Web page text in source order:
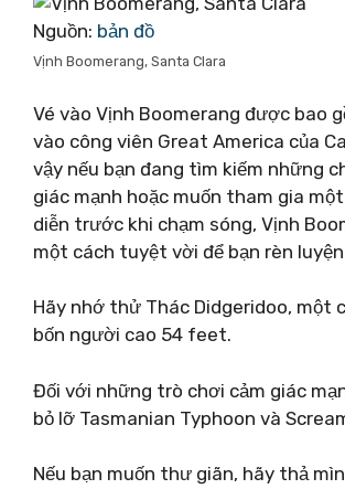
Nguồn: bản đồ
Vịnh Boomerang, Santa Clara
Vé vào Vịnh Boomerang được bao
vào công viên Great America của
vậy nếu bạn đang tìm kiếm những
giác mạnh hoặc muốn tham gia
diễn trước khi chạm sóng, Vịnh
một cách tuyệt vời để bạn rèn
Hãy nhớ thử Thác Didgeridoo, một
bốn người cao 54 feet.
Đối với những trò chơi cảm giác
bỏ lỡ Tasmanian Typhoon và
Nếu bạn muốn thư giãn, hãy thả